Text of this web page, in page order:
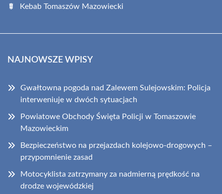
Kebab Tomaszów Mazowiecki
NAJNOWSZE WPISY
Gwałtowna pogoda nad Zalewem Sulejowskim: Policja
interweniuje w dwóch sytuacjach
Powiatowe Obchody Święta Policji w Tomaszowie
Mazowieckim
Bezpieczeństwo na przejazdach kolejowo-drogowych –
przypomnienie zasad
Motocyklista zatrzymany za nadmierną prędkość na
drodze wojewódzkiej